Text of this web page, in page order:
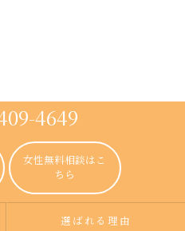
4649
女性無料相談はこ
ちら
選ばれる理由